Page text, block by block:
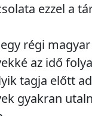
ezzel a
régi
az idő
tagja előtt
gyakran